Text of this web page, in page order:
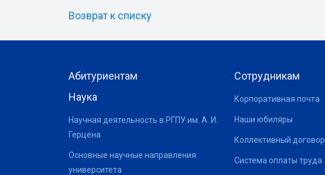
Возврат к списку
Абитуриентам
Наука
Научная деятельность в РГПУ им. А. И.
Герцена
Основные научные направления
университета
Сотрудникам
Корпоративная почта
Наши юбиляры
Коллективный договор
Система оплаты труда